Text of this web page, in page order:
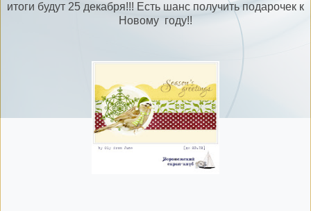
итоги будут 25 декабря!!! Есть шанс получить подарочек к
Новому году!!